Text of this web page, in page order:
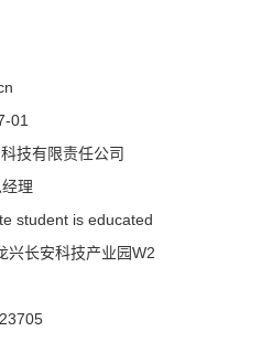
01
技有限责任公司
理
student is educated
兴长安科技产业园W2